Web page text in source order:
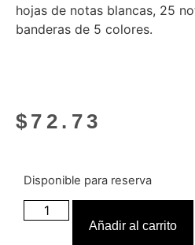
hojas de notas blancas, 25
banderas de 5 colores.
$ 72.73
Disponible para reserva
Añadir al carrito